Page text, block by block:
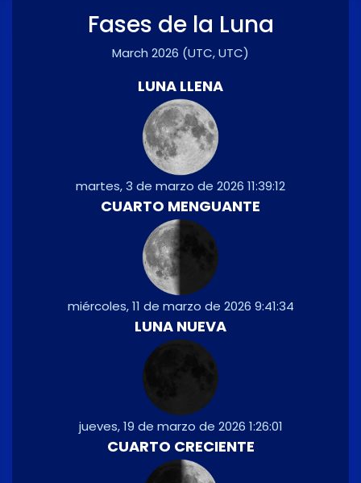
Fases de la Luna
March 2026 (UTC, UTC)
LUNA LLENA
martes, 3 de marzo de 2026 11:39:12
CUARTO MENGUANTE
miércoles, 11 de marzo de 2026 9:41:34
LUNA NUEVA
jueves, 19 de marzo de 2026 1:26:01
CUARTO CRECIENTE